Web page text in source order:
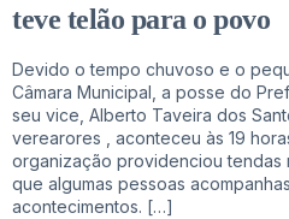
teve telão para o povo
Devido o tempo chuvoso e o
Câmara Municipal, a posse do
seu vice, Alberto Taveira dos
verearores , aconteceu às 19
organização providenciou tendas
que algumas pessoas
acontecimentos. […]